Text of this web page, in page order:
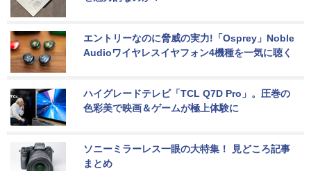
エントリーなのに脅威の実力!「Osprey」Noble
Audioワイヤレスイヤフォン4機種を一気に聴く
ハイグレードテレビ「TCL Q7D Pro」。圧巻の
色彩美で映画＆ゲームが極上体験に
ソニーミラーレス一眼の大特集！ 見どころ記事
まとめ